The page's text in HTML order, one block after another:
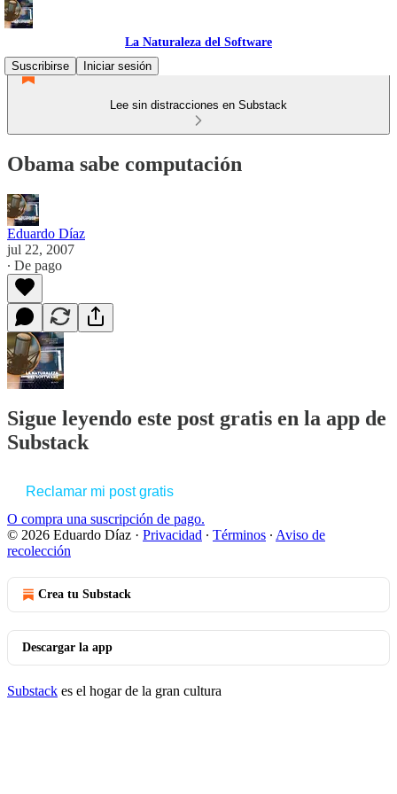
La Naturaleza del Software
Suscribirse
Iniciar sesión
Lee sin distracciones en Substack
Obama sabe computación
Eduardo Díaz
jul 22, 2007
∙ De pago
Sigue leyendo este post gratis en la app de
Substack
Reclamar mi post gratis
O compra una suscripción de pago.
© 2026 Eduardo Díaz · Privacidad ∙ Términos ∙ Aviso de
recolección
Crea tu Substack
Descargar la app
Substack es el hogar de la gran cultura